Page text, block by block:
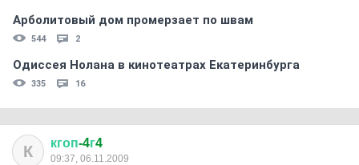
Арболитовый дом промерзает по швам
544 2
Одиссея Нолана в кинотеатрах Екатеринбурга
335 16
К кгоп-4г4
09:37, 06.11.2009